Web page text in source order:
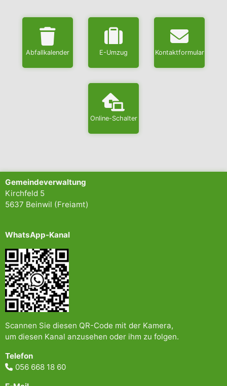
Abfallkalender E-Umzug Kontaktformular
Online-Schalter
Gemeindeverwaltung
Kirchfeld 5
5637 Beinwil (Freiamt)
WhatsApp-Kanal
Scannen Sie diesen QR-Code mit der Kamera,
um diesen Kanal anzusehen oder ihm zu folgen.
Telefon
056 668 18 60